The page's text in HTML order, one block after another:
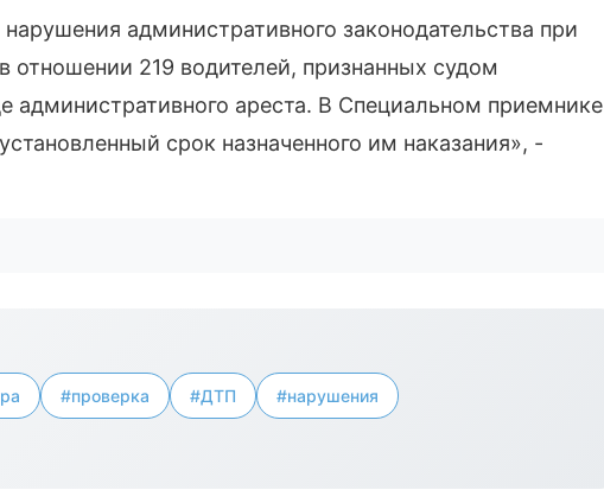
административного законодательства при
219 водителей, признанных судом
административного ареста. В Специальном приемнике
срок назначенного им наказания», -
#проверка #ДТП #нарушения